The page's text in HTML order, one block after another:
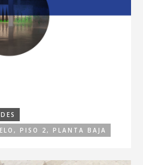
PISO 2, PLANTA BAJA